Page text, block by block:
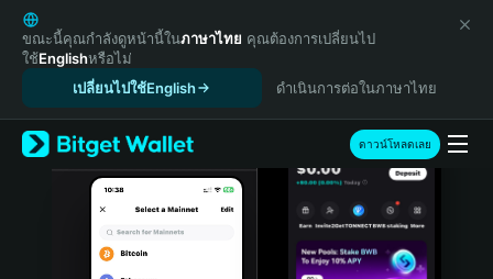
English
日本語
Tiếng Việt
Español (Latinoamérica)
Türkçe
Italiano
ขณะนี้คุณกำลังดูหน้านี้ในภาษาไทย คุณต้องการเปลี่ยนไป
ใช้Englishหรือไม่
เปลี่ยนไปใช้English
ดำเนินการต่อในภาษาไทย
ดาวน์โหลดเลย